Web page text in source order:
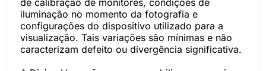
de calibração de monitores, condições de
iluminação no momento da fotografia e
configurações do dispositivo utilizado para a
visualização. Tais variações são mínimas e não
caracterizam defeito ou divergência significativa.